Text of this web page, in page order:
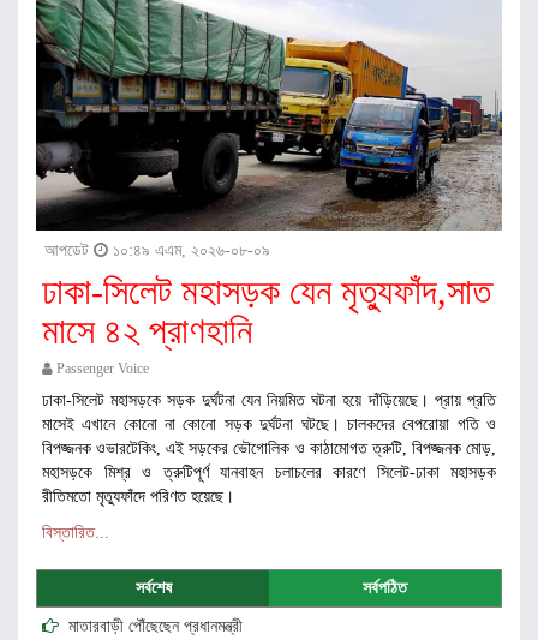
আপডেট ১০:৪৯ এএম, ২০২৬-০৮-০৯
ঢাকা-সিলেট মহাসড়ক যেন মৃত্যুফাঁদ,সাত
মাসে ৪২ প্রাণহানি
Passenger Voice
ঢাকা-সিলেট মহাসড়কে সড়ক দুর্ঘটনা যেন নিয়মিত ঘটনা হয়ে দাঁড়িয়েছে। প্রায় প্রতি
মাসেই এখানে কোনো না কোনো সড়ক দুর্ঘটনা ঘটছে। চালকদের বেপরোয়া গতি ও
বিপজ্জনক ওভারটেকিং, এই সড়কের ভৌগোলিক ও কাঠামোগত ত্রুটি, বিপজ্জনক মোড়,
মহাসড়কে মিশ্র ও ত্রুটিপূর্ণ যানবাহন চলাচলের কারণে সিলেট-ঢাকা মহাসড়ক
রীতিমতো মৃত্যুফাঁদে পরিণত হয়েছে।
বিস্তারিত...
সর্বশেষ সর্বপঠিত
মাতারবাড়ী পৌঁছেছেন প্রধানমন্ত্রী